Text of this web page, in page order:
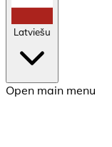
Latviešu
Open main menu